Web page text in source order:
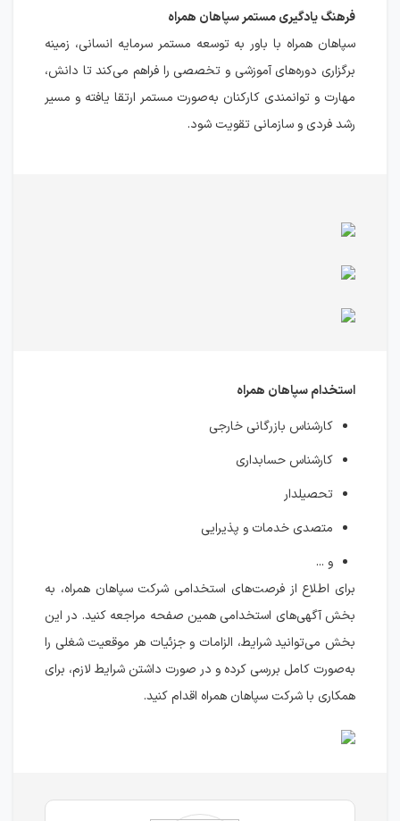
فرهنگ یادگیری مستمر سپاهان همراه
سپاهان همراه با باور به توسعه مستمر سرمایه انسانی، زمینه
برگزاری دوره‌های آموزشی و تخصصی را فراهم می‌کند تا دانش،
مهارت و توانمندی کارکنان به‌صورت مستمر ارتقا یافته و مسیر
رشد فردی و سازمانی تقویت شود.
استخدام سپاهان همراه
کارشناس بازرگانی خارجی
کارشناس حسابداری
تحصیلدار
متصدی خدمات و پذیرایی
و ...
برای اطلاع از فرصت‌های استخدامی شرکت سپاهان همراه، به
بخش آگهی‌های استخدامی همین صفحه مراجعه کنید. در این
بخش می‌توانید شرایط، الزامات و جزئیات هر موقعیت شغلی را
به‌صورت کامل بررسی کرده و در صورت داشتن شرایط لازم، برای
همکاری با شرکت سپاهان همراه اقدام کنید.